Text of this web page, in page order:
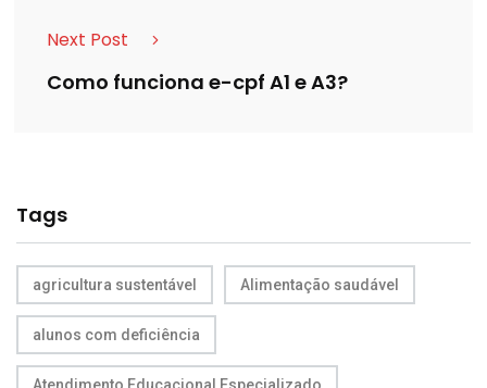
Next Post
Como funciona e-cpf A1 e A3?
Tags
agricultura sustentável Alimentação saudável
alunos com deficiência
Atendimento Educacional Especializado